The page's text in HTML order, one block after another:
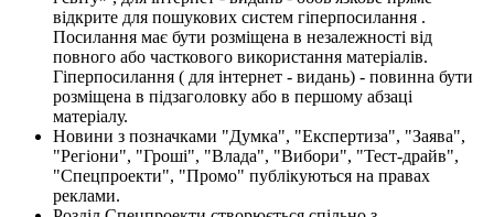
відкрите для пошукових систем гіперпосилання .
Посилання має бути розміщена в незалежності від
повного або часткового використання матеріалів.
Гіперпосилання ( для інтернет - видань) - повинна бути
розміщена в підзаголовку або в першому абзаці
матеріалу.
Новини з позначками "Думка", "Експертиза", "Заява",
"Регіони", "Гроші", "Влада", "Вибори", "Тест-драйв",
"Спецпроекти", "Промо" публікуються на правах
реклами.